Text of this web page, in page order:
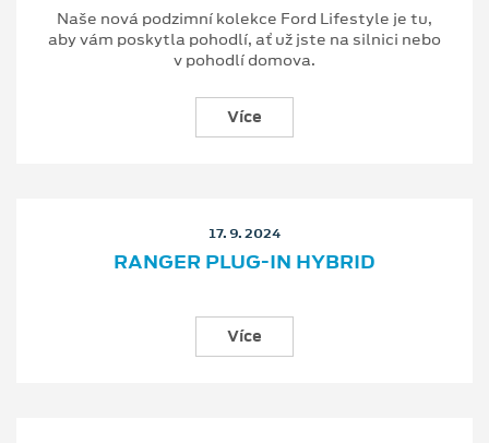
Naše nová podzimní kolekce Ford Lifestyle je tu,
aby vám poskytla pohodlí, ať už jste na silnici nebo
v pohodlí domova.
Více
17. 9. 2024
RANGER PLUG-IN HYBRID
Více